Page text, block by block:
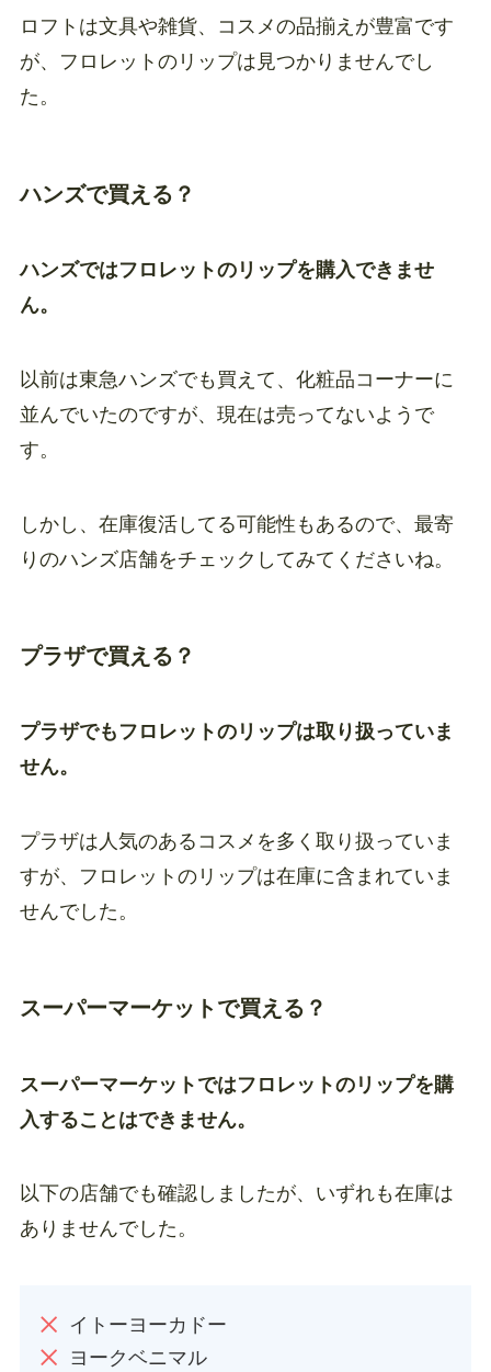
ロフトは文具や雑貨、コスメの品揃えが豊富です
が、フロレットのリップは見つかりませんでし
た。
ハンズで買える？
ハンズではフロレットのリップを購入できませ
ん。
以前は東急ハンズでも買えて、化粧品コーナーに
並んでいたのですが、現在は売ってないようで
す。
しかし、在庫復活してる可能性もあるので、最寄
りのハンズ店舗をチェックしてみてくださいね。
プラザで買える？
プラザでもフロレットのリップは取り扱っていま
せん。
プラザは人気のあるコスメを多く取り扱っていま
すが、フロレットのリップは在庫に含まれていま
せんでした。
スーパーマーケットで買える？
スーパーマーケットではフロレットのリップを購
入することはできません。
以下の店舗でも確認しましたが、いずれも在庫は
ありませんでした。
イトーヨーカドー
ヨークベニマル